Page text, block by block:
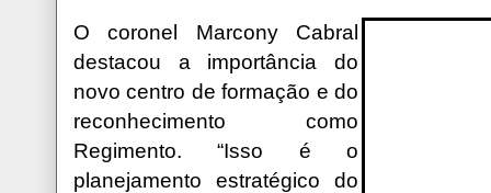
O coronel Marcony Cabral
destacou a importância do
novo centro de formação e do
reconhecimento como
Regimento. “Isso é o
planejamento estratégico do